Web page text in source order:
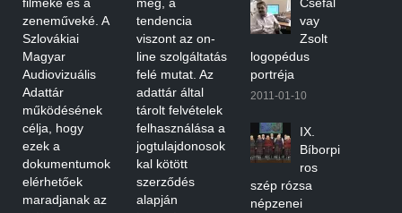
zeneműveké. A
Szlovákiai
Magyar
Audiovizuális
Adattár
működésének
célja, hogy
ezek a
dokumentumok
elérhetőek
maradjanak az
tendencia
viszont az on-
line szolgáltatás
felé mutat. Az
adattár által
tárolt felvételek
felhasználása a
jogtulajdonosok
kal kötött
szerződés
alapján
vay
Zsolt
logopédus
portréja
2011-01-10
IX.
Bíborpi
ros
szép rózsa
népzenei